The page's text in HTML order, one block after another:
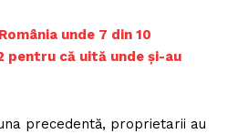
unde 7 din 10
pentru că uită unde și-au
precedentă, proprietarii au